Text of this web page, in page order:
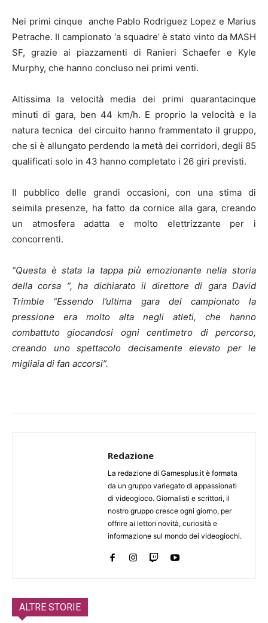
Nei primi cinque anche Pablo Rodriguez Lopez e Marius
Petrache. Il campionato ‘a squadre’ è stato vinto da MASH
SF, grazie ai piazzamenti di Ranieri Schaefer e Kyle
Murphy, che hanno concluso nei primi venti.
Altissima la velocità media dei primi quarantacinque
minuti di gara, ben 44 km/h. E proprio la velocità e la
natura tecnica del circuito hanno frammentato il gruppo,
che si è allungato perdendo la metà dei corridori, degli 85
qualificati solo in 43 hanno completato i 26 giri previsti.
Il pubblico delle grandi occasioni, con una stima di
seimila presenze, ha fatto da cornice alla gara, creando
un atmosfera adatta e molto elettrizzante per i
concorrenti.
“Questa è stata la tappa più emozionante nella storia
della corsa “, ha dichiarato il direttore di gara David
Trimble “Essendo l’ultima gara del campionato la
pressione era molto alta negli atleti, che hanno
combattuto giocandosi ogni centimetro di percorso,
creando uno spettacolo decisamente elevato per le
migliaia di fan accorsi”.
Redazione
La redazione di Gamesplus.it è formata
da un gruppo variegato di appassionati
di videogioco. Giornalisti e scrittori, il
nostro gruppo cresce ogni giorno, per
offrire ai lettori novità, curiosità e
informazione sul mondo dei videogiochi.
ALTRE STORIE